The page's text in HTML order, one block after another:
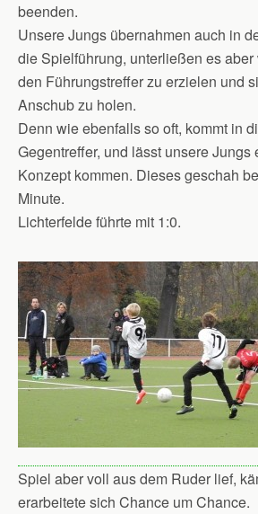
beenden.
Unsere Jungs übernahmen auch in
die Spielführung, unterließen es aber
den Führungstreffer zu erzielen und
Anschub zu holen.
Denn wie ebenfalls so oft, kommt in
Gegentreffer, und lässt unsere Jungs
Konzept kommen. Dieses geschah
Minute.
Lichterfelde führte mit 1:0.
Spiel aber voll aus dem Ruder lief,
erarbeitete sich Chance um Chance.